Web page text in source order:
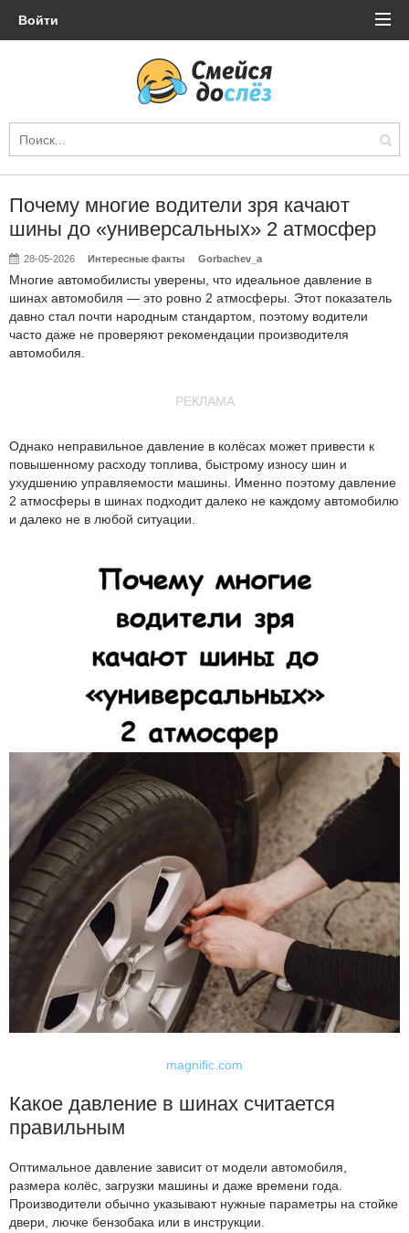
Войти
Почему многие водители зря качают
шины до «универсальных» 2 атмосфер
28-05-2026 Интересные факты Gorbachev_a
Многие автомобилисты уверены, что идеальное давление в
шинах автомобиля — это ровно 2 атмосферы. Этот показатель
давно стал почти народным стандартом, поэтому водители
часто даже не проверяют рекомендации производителя
автомобиля.
РЕКЛАМА
Однако неправильное давление в колёсах может привести к
повышенному расходу топлива, быстрому износу шин и
ухудшению управляемости машины. Именно поэтому давление
2 атмосферы в шинах подходит далеко не каждому автомобилю
и далеко не в любой ситуации.
magnific.com
Какое давление в шинах считается
правильным
Оптимальное давление зависит от модели автомобиля,
размера колёс, загрузки машины и даже времени года.
Производители обычно указывают нужные параметры на стойке
двери, лючке бензобака или в инструкции.